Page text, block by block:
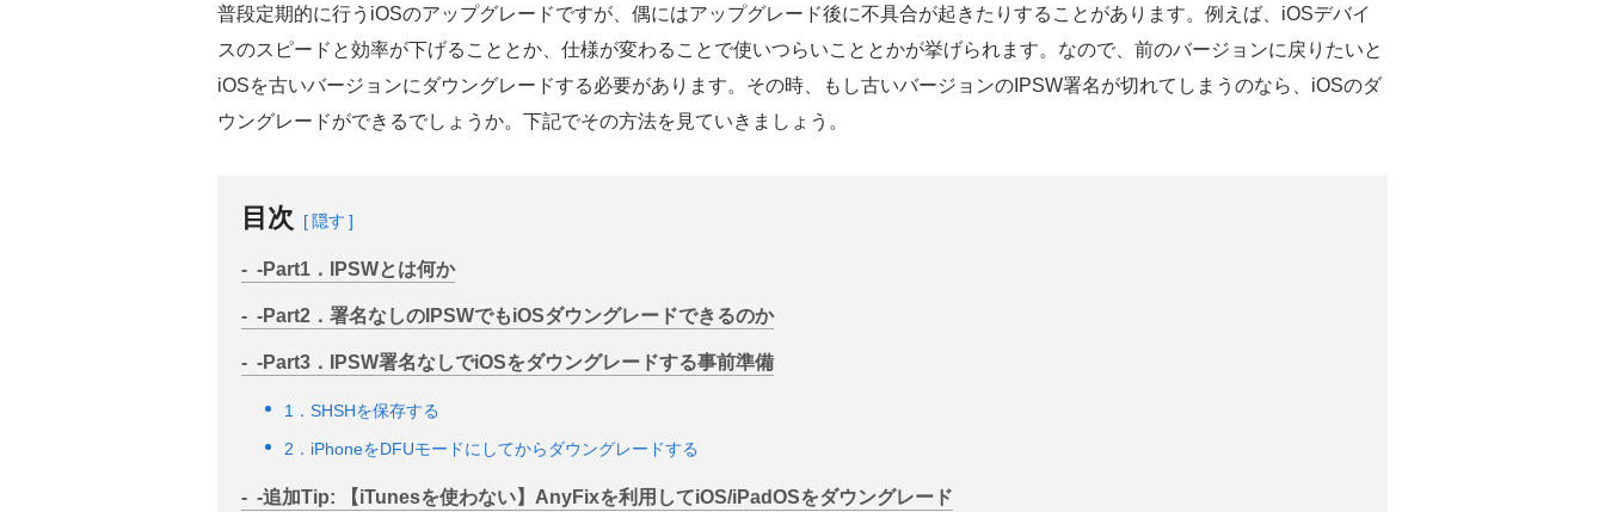
普段定期的に行うiOSのアップグレードですが、偶にはアップグレード後に不具合が起きたりすることがあります。例えば、iOSデバイ
スのスピードと効率が下げることとか、仕様が変わることで使いつらいこととかが挙げられます。なので、前のバージョンに戻りたいと
iOSを古いバージョンにダウングレードする必要があります。その時、もし古いバージョンのIPSW署名が切れてしまうのなら、iOSのダ
ウングレードができるでしょうか。下記でその方法を見ていきましょう。
目次 隠す
-Part1．IPSWとは何か
-Part2．署名なしのIPSWでもiOSダウングレードできるのか
-Part3．IPSW署名なしでiOSをダウングレードする事前準備
1．SHSHを保存する
2．iPhoneをDFUモードにしてからダウングレードする
-追加Tip: 【iTunesを使わない】AnyFixを利用してiOS/iPadOSをダウングレード